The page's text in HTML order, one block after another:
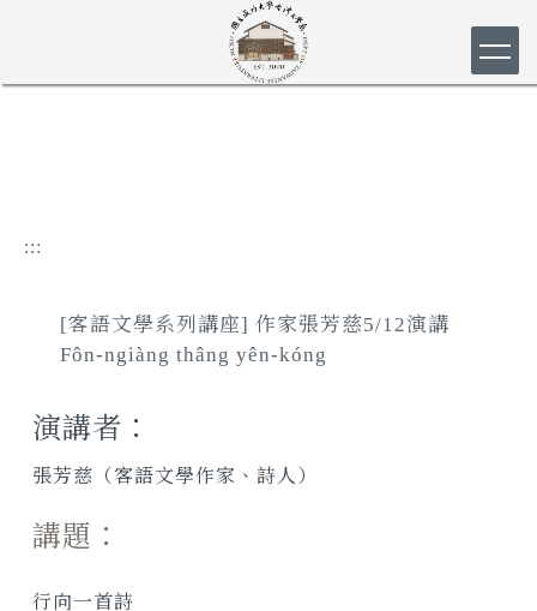
要
:::
[客語文學系列講座] 作家張芳慈5/12演講
Fôn-ngiàng thâng yên-kóng
演講者：
張芳慈（客語文學作家、詩人）
講題：
行向一首詩